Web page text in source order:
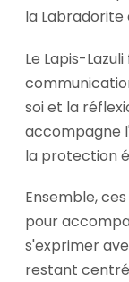
la
Le Lapis-
soi et la
accompagne
la protection
Ensemble,
pour
s'exprimer
restant